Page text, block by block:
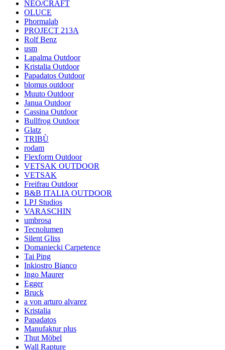
NEO/CRAFT
OLUCE
Phormalab
PROJECT 213A
Rolf Benz
usm
Lapalma Outdoor
Kristalia Outdoor
Papadatos Outdoor
blomus outdoor
Muuto Outdoor
Janua Outdoor
Cassina Outdoor
Bullfrog Outdoor
Glatz
TRIBÙ
rodam
Flexform Outdoor
VETSAK OUTDOOR
VETSAK
Freifrau Outdoor
B&B ITALIA OUTDOOR
LPJ Studios
VARASCHIN
umbrosa
Tecnolumen
Silent Gliss
Domaniecki Carpetence
Tai Ping
Inkiostro Bianco
Ingo Maurer
Egger
Bruck
a von arturo alvarez
Kristalia
Papadatos
Manufaktur plus
Thut Möbel
Wall Rapture